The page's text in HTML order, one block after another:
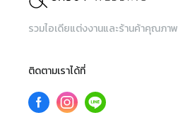
รวมไอเดียแต่งงานและร้านค้าคุณภาพ
ติดตามเราได้ที่